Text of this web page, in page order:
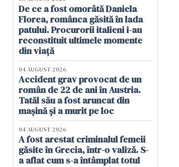
De ce a fost omorâtă Daniela
Florea, românca găsită în lada
patului. Procurorii italieni i-au
reconstituit ultimele momente
din viață
04 AUGUST 2026
Accident grav provocat de un
român de 22 de ani în Austria.
Tatăl său a fost aruncat din
mașină și a murit pe loc
04 AUGUST 2026
A fost arestat criminalul femeii
găsite în Grecia, într-o valiză. S-
a aflat cum s-a întâmplat totul